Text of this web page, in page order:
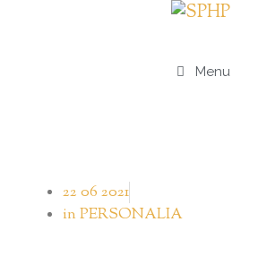
Menu
22 06 2021
inPERSONALIA